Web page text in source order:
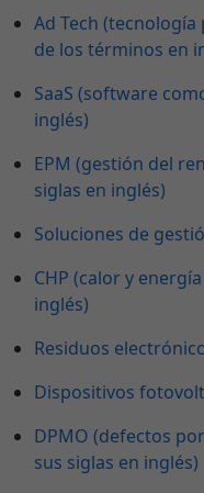
Ad Tech
de los términos en
SaaS (software
inglés)
EPM (gestión del
siglas en inglés)
Soluciones de
CHP (calor y
inglés)
Residuos
Dispositivos
DPMO (defectos
sus siglas en inglés)